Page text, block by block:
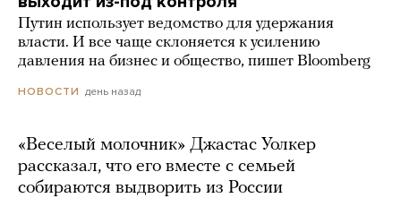
Путин использует ведомство для удержания
власти. И все чаще склоняется к усилению
давления на бизнес и общество, пишет Bloomberg
НОВОСТИ день назад
«Веселый молочник» Джастас Уолкер
рассказал, что его вместе с семьей
собираются выдворить из России